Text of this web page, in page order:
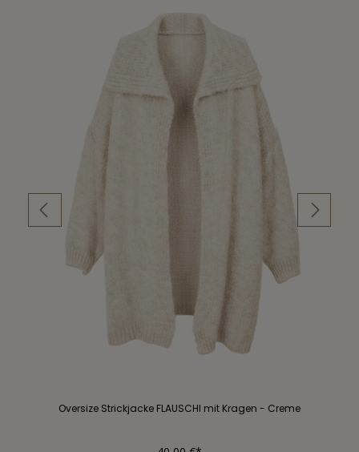
Oversize Strickjacke FLAUSCHI mit Kragen - Creme